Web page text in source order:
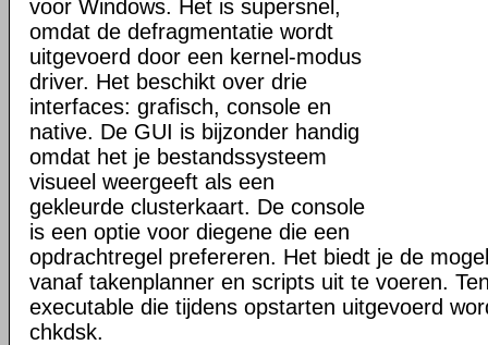
voor Windows. Het is supersnel,
omdat de defragmentatie wordt
uitgevoerd door een kernel-modus
driver. Het beschikt over drie
interfaces: grafisch, console en
native. De GUI is bijzonder handig
omdat het je bestandssysteem
visueel weergeeft als een
gekleurde clusterkaart. De console
is een optie voor diegene die een
opdrachtregel prefereren. Het biedt je de
vanaf takenplanner en scripts uit te voeren.
executable die tijdens opstarten uitgevoerd
chkdsk.